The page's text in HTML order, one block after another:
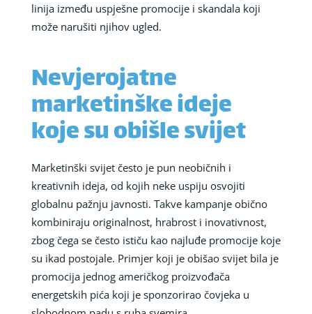
linija između uspješne promocije i skandala koji
može narušiti njihov ugled.
Nevjerojatne
marketinške ideje
koje su obišle svijet
Marketinški svijet često je pun neobičnih i
kreativnih ideja, od kojih neke uspiju osvojiti
globalnu pažnju javnosti. Takve kampanje obično
kombiniraju originalnost, hrabrost i inovativnost,
zbog čega se često ističu kao najluđe promocije koje
su ikad postojale. Primjer koji je obišao svijet bila je
promocija jednog američkog proizvođača
energetskih pića koji je sponzorirao čovjeka u